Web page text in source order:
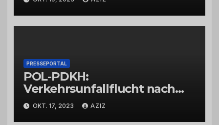
PRESSEPORTAL
POL-PDKH:
Verkehrsunfallflucht nach
Abbiegevorgang
OKT. 17, 2023 AZIZ